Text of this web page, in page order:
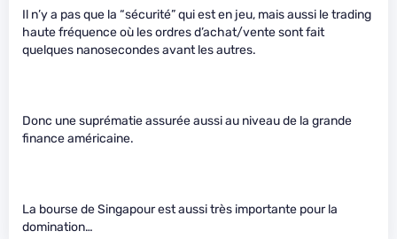
Il n’y a pas que la “sécurité” qui est en jeu, mais aussi le trading
haute fréquence où les ordres d’achat/vente sont fait
quelques nanosecondes avant les autres.
Donc une suprématie assurée aussi au niveau de la grande
finance américaine.
La bourse de Singapour est aussi très importante pour la
domination…